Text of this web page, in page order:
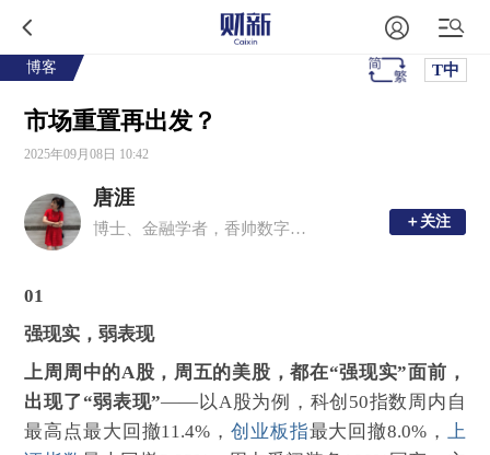
博客 T中
市场重置再出发？
2025年09月08日 10:42
唐涯
博士、金融学者，香帅数字经济工作室创始人，香帅的金融江湖公众号主理人，香帅的北大金融学课主理人，年度财富报告主理人，曾任北京大学金融学副教授、博士生导师。 ＋关注
＋关注
01
强现实，弱表现
上周周中的A股，周五的美股，都在“强现实”面前，
出现了“弱表现”——以A股为例，科创50指数周内自
最高点最大回撤11.4%，创业板指最大回撤8.0%，
上